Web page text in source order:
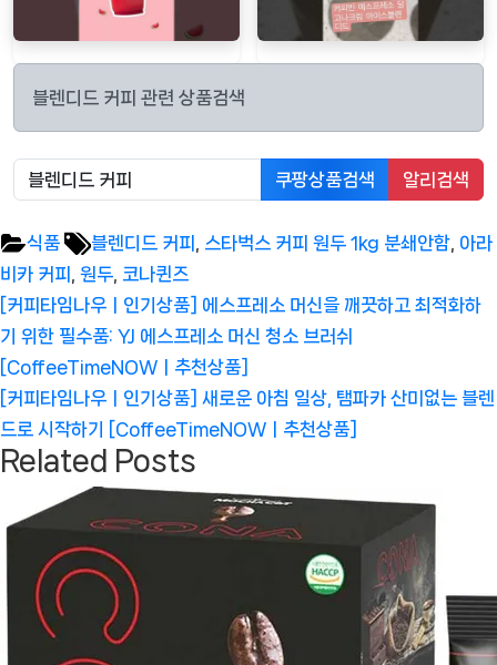
블렌디드 커피 관련 상품검색
쿠팡상품검색 알리검색
식품 Tags:
블렌디드 커피 스타벅스 커피 원두 1kg 분쇄안함 아라
비카 커피
원두 코나퀸즈
글
탐
색
Previous
Post:
[커피타임나우ㅣ인기상품] 에스프레소 머신을 깨끗하고 최적화하
기 위한 필수품: YJ 에스프레소 머신 청소 브러쉬
[CoffeeTimeNOWㅣ추천상품]
Next
Post:
[커피타임나우ㅣ인기상품] 새로운 아침 일상, 탬파카 산미없는 블렌
드로 시작하기 [CoffeeTimeNOWㅣ추천상품]
Related Posts